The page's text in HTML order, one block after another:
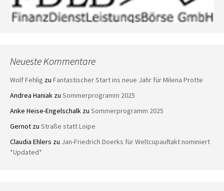
Neueste Kommentare
Wolf Fehlig zu Fantastischer Start ins neue Jahr für Milena Protte
Andrea Haniak zu Sommerprogramm 2025
Anke Heise-Engelschalk zu Sommerprogramm 2025
Gernot zu Straße statt Loipe
Claudia Ehlers zu Jan-Friedrich Doerks für Weltcupauftakt nominiert
*Updated*